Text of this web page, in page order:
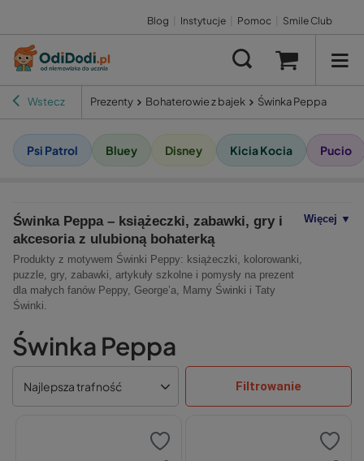
Blog Instytucje Pomoc Smile Club
Wstecz Prezenty Bohaterowie z bajek Świnka Peppa
Psi Patrol Bluey Disney Kicia Kocia Pucio
Świnka Peppa – książeczki, zabawki, gry i
akcesoria z ulubioną bohaterką
Produkty z motywem Świnki Peppy: książeczki, kolorowanki,
puzzle, gry, zabawki, artykuły szkolne i pomysły na prezent
dla małych fanów Peppy, George’a, Mamy Świnki i Taty
Świnki.
Więcej ▼
Świnka Peppa
Najlepsza trafność Filtrowanie